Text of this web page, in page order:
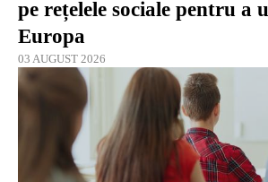
pe rețelele sociale pentru a
Europa
03 AUGUST 2026